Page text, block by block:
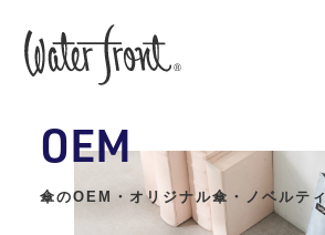
OEM
傘のOEM・オリジナル傘・ノベルティ